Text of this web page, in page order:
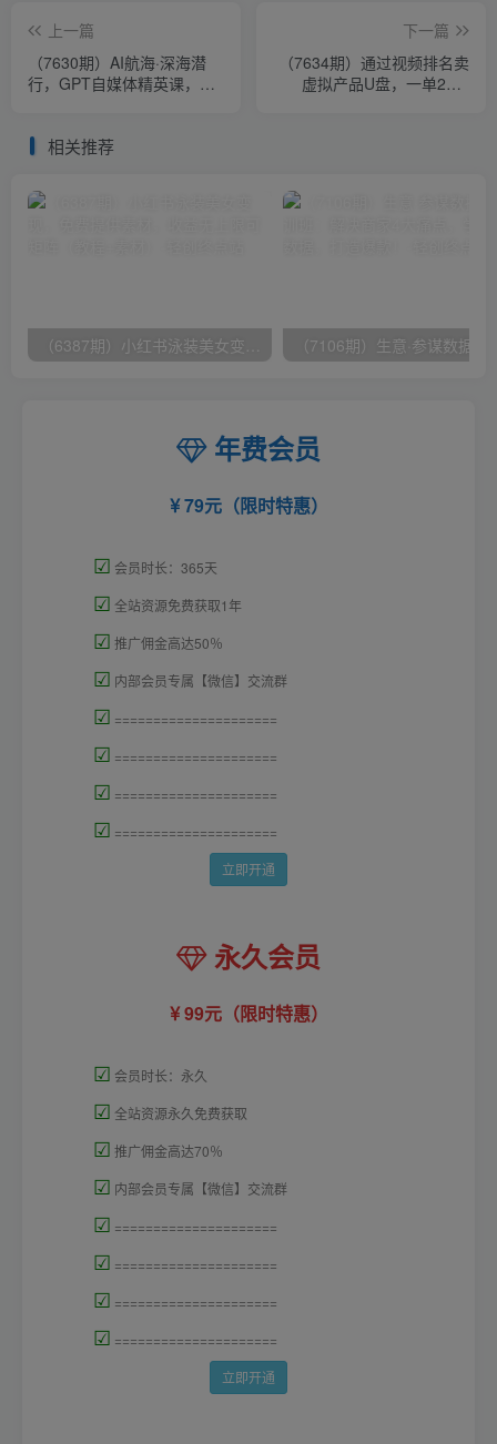
上一篇
（7630期）AI航海·深海潜
行，GPT自媒体精英课，全
下一篇
（7634期）通过视频排名卖
虚拟产品U盘，一单298-
相关推荐
（6387期）小红书泳装美女变现，免费提供素材，收益无上限可矩阵（教程+素材）
年费会员
79元（限时特惠）
☑ 会员时长：365天
☑ 全站资源免费获取1年
☑ 推广佣金高达50％
☑ 内部会员专属【微信】交流群
☑ =====================
☑ =====================
☑ =====================
☑ =====================
立即开通
永久会员
99元（限时特惠）
☑ 会员时长：永久
☑ 全站资源永久免费获取
☑ 推广佣金高达70％
☑ 内部会员专属【微信】交流群
☑ =====================
☑ =====================
☑ =====================
☑ =====================
立即开通